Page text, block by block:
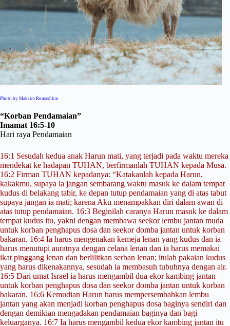
Photo by Maksim Romashkin
“Korban Pendamaian”
Imamat 16:5-10
Hari raya Pendamaian
16:1 Sesudah kedua anak Harun mati, yang terjadi pada waktu mereka
mendekat ke hadapan TUHAN, berfirmanlah TUHAN kepada Musa.
16:2 Firman TUHAN kepadanya: “Katakanlah kepada Harun,
kakakmu, supaya ia jangan sembarang waktu masuk ke dalam tempat
kudus di belakang tabir, ke depan tutup pendamaian yang di atas tabut
supaya jangan ia mati; karena Aku menampakkan diri dalam awan di
atas tutup pendamaian. 16:3 Beginilah caranya Harun masuk ke dalam
tempat kudus itu, yakni dengan membawa seekor lembu jantan muda
untuk korban penghapus dosa dan seekor domba jantan untuk korban
bakaran. 16:4 Ia harus mengenakan kemeja lenan yang kudus dan ia
harus menutupi auratnya dengan celana lenan dan ia harus memakai
ikat pinggang lenan dan berlilitkan serban lenan; itulah pakaian kudus
yang harus dikenakannya, sesudah ia membasuh tubuhnya dengan air.
16:5 Dari umat Israel ia harus mengambil dua ekor kambing jantan
untuk korban penghapus dosa dan seekor domba jantan untuk korban
bakaran. 16:6 Kemudian Harun harus mempersembahkan lembu
jantan yang akan menjadi korban penghapus dosa baginya sendiri dan
dengan demikian mengadakan pendamaian baginya dan bagi
keluarganya. 16:7 Ia harus mengambil kedua ekor kambing jantan itu